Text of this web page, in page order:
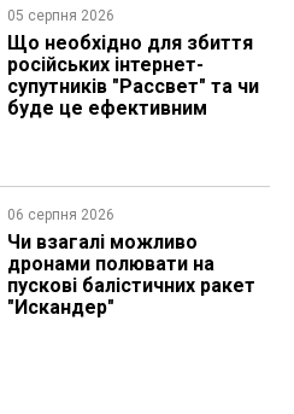
05 серпня 2026
Що необхідно для збиття
російських інтернет-
супутників "Рассвет" та чи
буде це ефективним
06 серпня 2026
Чи взагалі можливо
дронами полювати на
пускові балістичних ракет
"Искандер"